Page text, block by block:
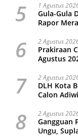
5 1 Agustus
Gula-Gula
Rapor
6 2 Agustus
Prakiraan
Agustus
7 2 Agustus
DLH Kota
Calon
8 2 Agustus
Gangguan
Ungu,